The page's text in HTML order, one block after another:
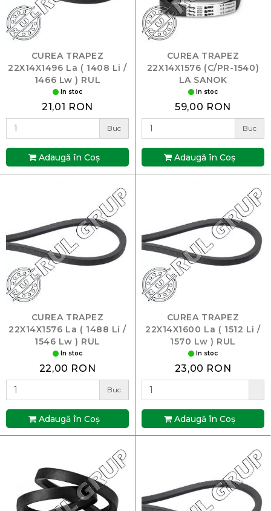
CUREA TRAPEZ
22X14X1496 La ( 1408 Li /
1466 Lw ) RUL
In stoc
21,01 RON
Buc
Adaugă în Coş
CUREA TRAPEZ
22X14X1576 (C/PR-1540)
LA SANOK
In stoc
59,00 RON
Buc
Adaugă în Coş
CUREA TRAPEZ
22X14X1576 La ( 1488 Li /
1546 Lw ) RUL
In stoc
22,00 RON
Buc
Adaugă în Coş
CUREA TRAPEZ
22X14X1600 La ( 1512 Li /
1570 Lw ) RUL
In stoc
23,00 RON
Adaugă în Coş